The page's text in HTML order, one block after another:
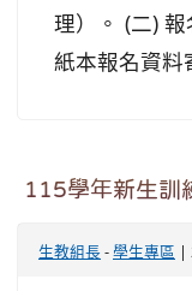
理）。 (二)
紙本報名資料
115學年新生訓
生教組長-學生專區 |